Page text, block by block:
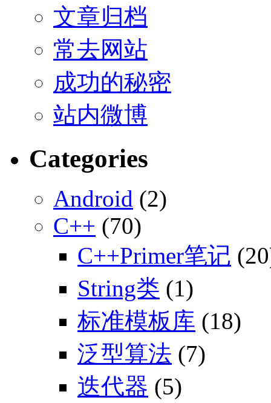
文章归档
常去网站
成功的秘密
站内微博
Categories
Android (2)
C++ (70)
C++Primer笔记
String类 (1)
标准模板库 (18)
泛型算法 (7)
迭代器 (5)